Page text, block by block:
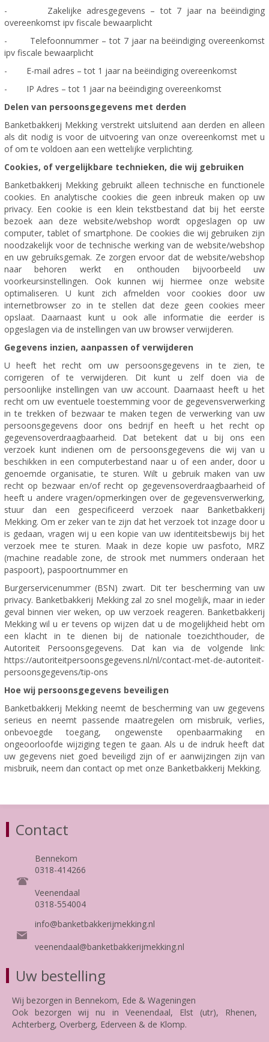
- Zakelijke adresgegevens – tot 7 jaar na beëindiging
overeenkomst ipv fiscale bewaarplicht
- Telefoonnummer – tot 7 jaar na beëindiging overeenkomst
ipv fiscale bewaarplicht
- E-mail adres – tot 1 jaar na beëindiging overeenkomst
- IP Adres – tot 1 jaar na beëindiging overeenkomst
Delen van persoonsgegevens met derden
Banketbakkerij Mekking verstrekt uitsluitend aan derden en alleen
als dit nodig is voor de uitvoering van onze overeenkomst met u
of om te voldoen aan een wettelijke verplichting.
Cookies, of vergelijkbare technieken, die wij gebruiken
Banketbakkerij Mekking gebruikt alleen technische en functionele
cookies. En analytische cookies die geen inbreuk maken op uw
privacy. Een cookie is een klein tekstbestand dat bij het eerste
bezoek aan deze website/webshop wordt opgeslagen op uw
computer, tablet of smartphone. De cookies die wij gebruiken zijn
noodzakelijk voor de technische werking van de website/webshop
en uw gebruiksgemak. Ze zorgen ervoor dat de website/webshop
naar behoren werkt en onthouden bijvoorbeeld uw
voorkeursinstellingen. Ook kunnen wij hiermee onze website
optimaliseren. U kunt zich afmelden voor cookies door uw
internetbrowser zo in te stellen dat deze geen cookies meer
opslaat. Daarnaast kunt u ook alle informatie die eerder is
opgeslagen via de instellingen van uw browser verwijderen.
Gegevens inzien, aanpassen of verwijderen
U heeft het recht om uw persoonsgegevens in te zien, te
corrigeren of te verwijderen. Dit kunt u zelf doen via de
persoonlijke instellingen van uw account. Daarnaast heeft u het
recht om uw eventuele toestemming voor de gegevensverwerking
in te trekken of bezwaar te maken tegen de verwerking van uw
persoonsgegevens door ons bedrijf en heeft u het recht op
gegevensoverdraagbaarheid. Dat betekent dat u bij ons een
verzoek kunt indienen om de persoonsgegevens die wij van u
beschikken in een computerbestand naar u of een ander, door u
genoemde organisatie, te sturen. Wilt u gebruik maken van uw
recht op bezwaar en/of recht op gegevensoverdraagbaarheid of
heeft u andere vragen/opmerkingen over de gegevensverwerking,
stuur dan een gespecificeerd verzoek naar Banketbakkerij
Mekking. Om er zeker van te zijn dat het verzoek tot inzage door u
is gedaan, vragen wij u een kopie van uw identiteitsbewijs bij het
verzoek mee te sturen. Maak in deze kopie uw pasfoto, MRZ
(machine readable zone, de strook met nummers onderaan het
paspoort), paspoortnummer en
Burgerservicenummer (BSN) zwart. Dit ter bescherming van uw
privacy. Banketbakkerij Mekking zal zo snel mogelijk, maar in ieder
geval binnen vier weken, op uw verzoek reageren. Banketbakkerij
Mekking wil u er tevens op wijzen dat u de mogelijkheid hebt om
een klacht in te dienen bij de nationale toezichthouder, de
Autoriteit Persoonsgegevens. Dat kan via de volgende link:
https://autoriteitpersoonsgegevens.nl/nl/contact-met-de-autoriteit-
persoonsgegevens/tip-ons
Hoe wij persoonsgegevens beveiligen
Banketbakkerij Mekking neemt de bescherming van uw gegevens
serieus en neemt passende maatregelen om misbruik, verlies,
onbevoegde toegang, ongewenste openbaarmaking en
ongeoorloofde wijziging tegen te gaan. Als u de indruk heeft dat
uw gegevens niet goed beveiligd zijn of er aanwijzingen zijn van
misbruik, neem dan contact op met onze Banketbakkerij Mekking.
Contact
Bennekom
0318-414266
Veenendaal
0318-554004
info@banketbakkerijmekking.nl
veenendaal@banketbakkerijmekking.nl
Uw bestelling
Wij bezorgen in Bennekom, Ede & Wageningen
Ook bezorgen wij nu in Veenendaal, Elst (utr), Rhenen,
Achterberg, Overberg, Ederveen & de Klomp.